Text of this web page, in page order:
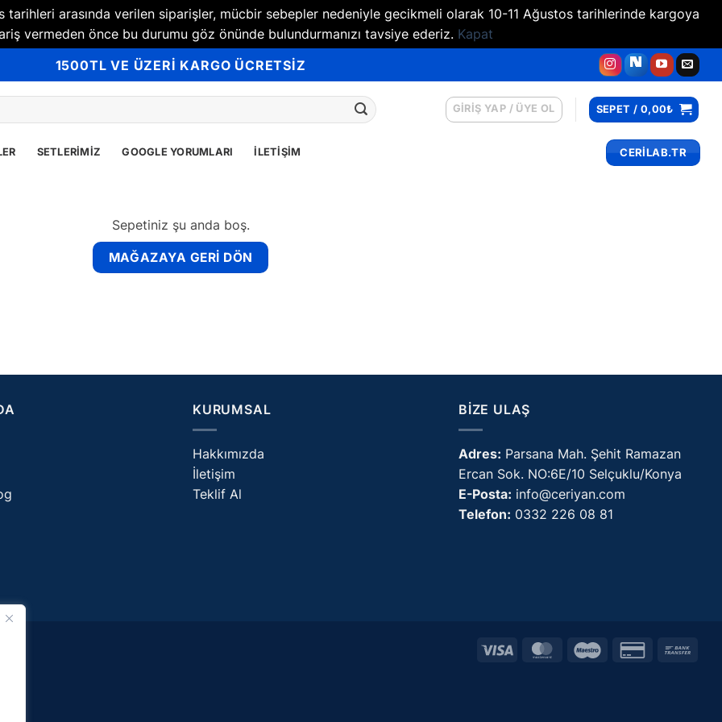
arasında verilen siparişler, mücbir sebepler nedeniyle gecikmeli olarak 10-11 Ağustos tarihlerinde kargoya
vermeden önce bu durumu göz önünde bulundurmanızı tavsiye ederiz. Kapat
1500TL VE ÜZERİ KARGO ÜCRETSİZ
GIRIŞ YAP / ÜYE OL SEPET / 0,00₺
SETLERIMIZ GOOGLE YORUMLARI İLETIŞIM CERİLAB.TR
Sepetiniz şu anda boş.
MAĞAZAYA GERI DÖN
KURUMSAL
Hakkımızda
İletişim
Teklif Al
BIZE ULAŞ
Adres: Parsana Mah. Şehit Ramazan
Ercan Sok. NO:6E/10 Selçuklu/Konya
E-Posta: info@ceriyan.com
Telefon: 0332 226 08 81
Visa MasterCardMaestro
Credit